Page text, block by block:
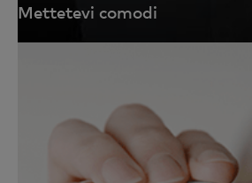
Mettetevi comodi